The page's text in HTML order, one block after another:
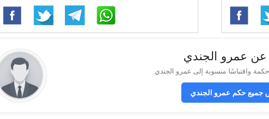
عن عمرو الجندي
حكم عمرو الجندي